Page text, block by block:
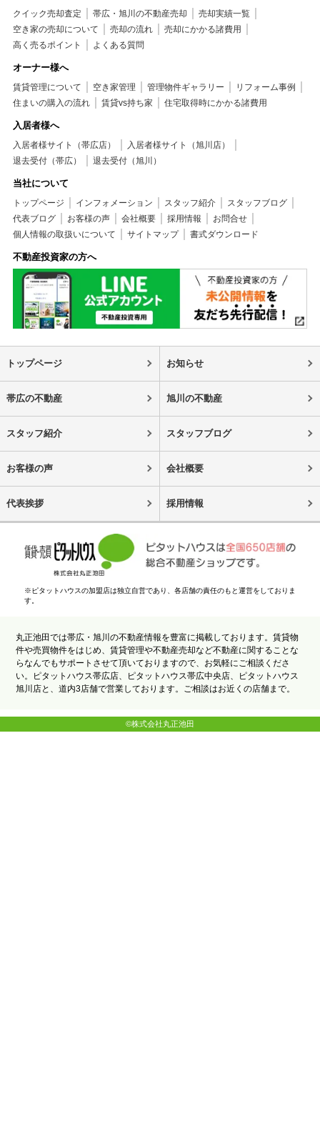
クイック売却査定 帯広・旭川の不動産売却
売却実績一覧
空き家の売却について
売却の流れ
売却にかかる諸費用
高く売るポイント
よくある質問
オーナー様へ
賃貸管理について 空き家管理 管理物件ギャラリー
リフォーム事例
住まいの購入の流れ
賃貸vs持ち家 住宅取得時にかかる諸費用
入居者様へ
入居者様サイト（帯広店）
入居者様サイト（旭川店）
退去受付（帯広）
退去受付（旭川）
当社について
トップページ インフォメーション スタッフ紹介
スタッフブログ
代表ブログ
お客様の声 会社概要 採用情報
お問合せ
個人情報の取扱いについて
サイトマップ 書式ダウンロード
不動産投資家の方へ
トップページ お知らせ
帯広の不動産 旭川の不動産
スタッフ紹介 スタッフブログ
お客様の声 会社概要
代表挨拶 採用情報
※ピタットハウスの加盟店は独立自営であり、各店舗の責任のもと運営をしておりま
す。
丸正池田では帯広・旭川の不動産情報を豊富に掲載しております。賃貸物
件や売買物件をはじめ、賃貸管理や不動産売却など不動産に関することな
らなんでもサポートさせて頂いておりますので、お気軽にご相談くださ
い。ピタットハウス帯広店、ピタットハウス帯広中央店、ピタットハウス
旭川店と、道内3店舗で営業しております。ご相談はお近くの店舗まで。
©株式会社丸正池田